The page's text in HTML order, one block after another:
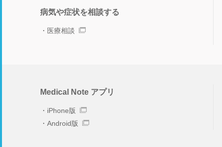
病気や症状を相談する
医療相談
Medical Note アプリ
iPhone版
Android版